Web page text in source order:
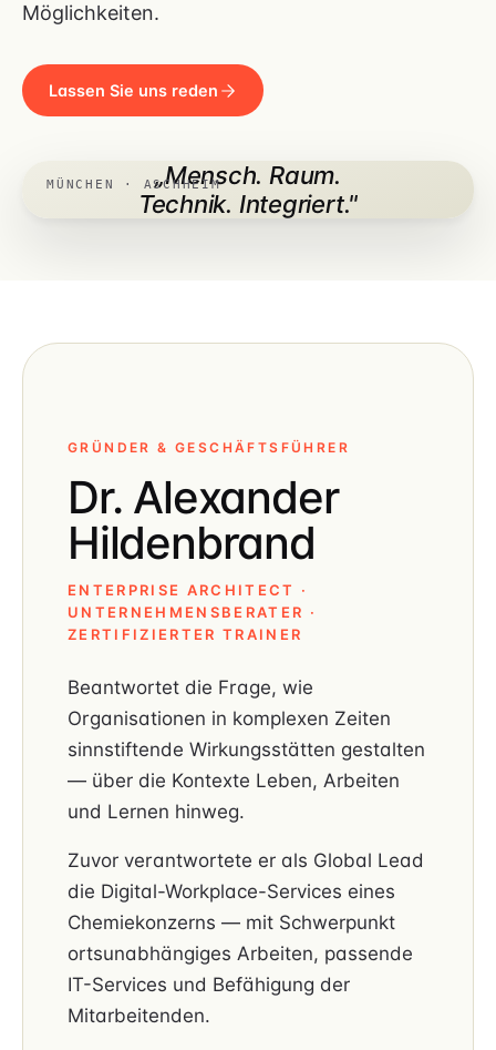
Möglichkeiten.
Lassen Sie uns reden
„Mensch. Raum.
Technik. Integriert."
MÜNCHEN · ASCHHEIM
GRÜNDER & GESCHÄFTSFÜHRER
Dr. Alexander
Hildenbrand
ENTERPRISE ARCHITECT ·
UNTERNEHMENSBERATER ·
ZERTIFIZIERTER TRAINER
Beantwortet die Frage, wie
Organisationen in komplexen Zeiten
sinnstiftende Wirkungsstätten gestalten
— über die Kontexte Leben, Arbeiten
und Lernen hinweg.
Zuvor verantwortete er als Global Lead
die Digital-Workplace-Services eines
Chemiekonzerns — mit Schwerpunkt
ortsunabhängiges Arbeiten, passende
IT-Services und Befähigung der
Mitarbeitenden.